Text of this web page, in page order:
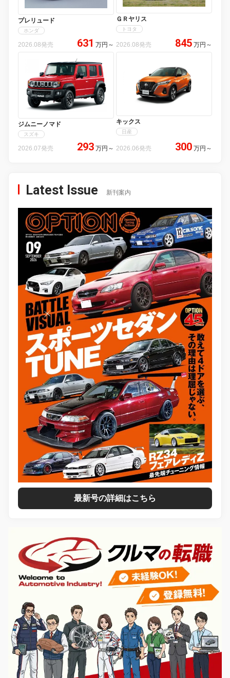
プレリュード
ホンダ
2026.08発売 631 万円 ～
ＧＲヤリス
トヨタ
2026.08発売 845 万円 ～
ジムニーノマド
スズキ
2026.07発売 293 万円 ～
キックス
日産
2026.06発売 300 万円 ～
Latest Issue 新刊案内
最新号の詳細はこちら